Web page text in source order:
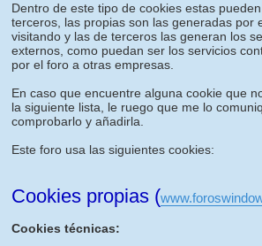
Dentro de este tipo de cookies estas
terceros, las propias son las generadas por
visitando y las de terceros las generan los
externos, como puedan ser los servicios
por el foro a otras empresas.
En caso que encuentre alguna cookie que
la siguiente lista, le ruego que me lo
comprobarlo y añadirla.
Este foro usa las siguientes cookies:
Cookies propias (
Cookies técnicas: